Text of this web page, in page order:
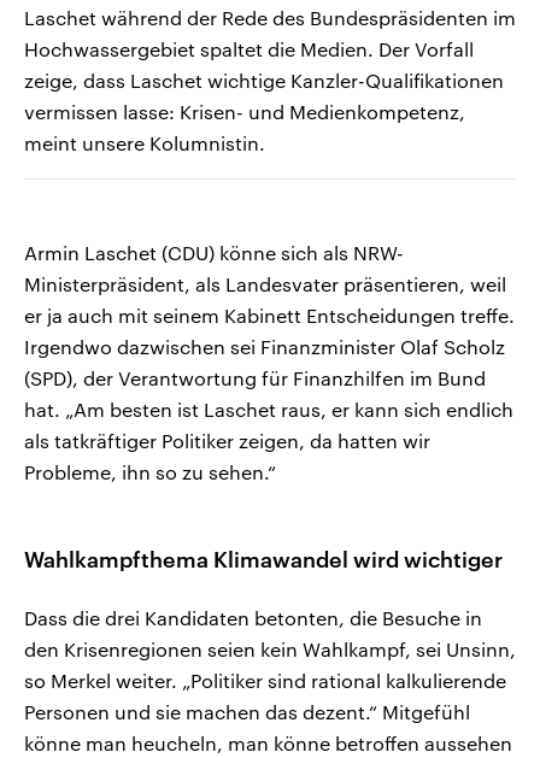
Laschet während der Rede des Bundespräsidenten im
Hochwassergebiet spaltet die Medien. Der Vorfall
zeige, dass Laschet wichtige Kanzler-Qualifikationen
vermissen lasse: Krisen- und Medienkompetenz,
meint unsere Kolumnistin.
Armin Laschet (CDU) könne sich als NRW-
Ministerpräsident, als Landesvater präsentieren, weil
er ja auch mit seinem Kabinett Entscheidungen treffe.
Irgendwo dazwischen sei Finanzminister Olaf Scholz
(SPD), der Verantwortung für Finanzhilfen im Bund
hat. „Am besten ist Laschet raus, er kann sich endlich
als tatkräftiger Politiker zeigen, da hatten wir
Probleme, ihn so zu sehen.“
Wahlkampfthema Klimawandel wird wichtiger
Dass die drei Kandidaten betonten, die Besuche in
den Krisenregionen seien kein Wahlkampf, sei Unsinn,
so Merkel weiter. „Politiker sind rational kalkulierende
Personen und sie machen das dezent.“ Mitgefühl
könne man heucheln, man könne betroffen aussehen